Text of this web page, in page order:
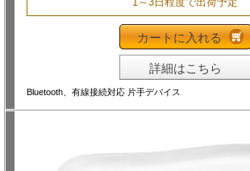
カートに入れる
詳細はこちら
Bluetooth、有線接続対応 片手デバイス